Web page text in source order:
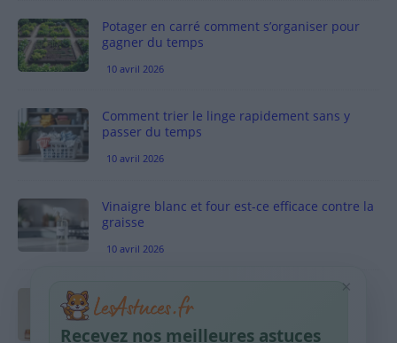
Potager en carré comment s’organiser pour
gagner du temps
10 avril 2026
Comment trier le linge rapidement sans y
passer du temps
10 avril 2026
Vinaigre blanc et four est-ce efficace contre la
graisse
10 avril 2026
Taches pigmentaires : routine simple +
habitudes qui aident
9 avril 2026
×
Recevez nos meilleures astuces